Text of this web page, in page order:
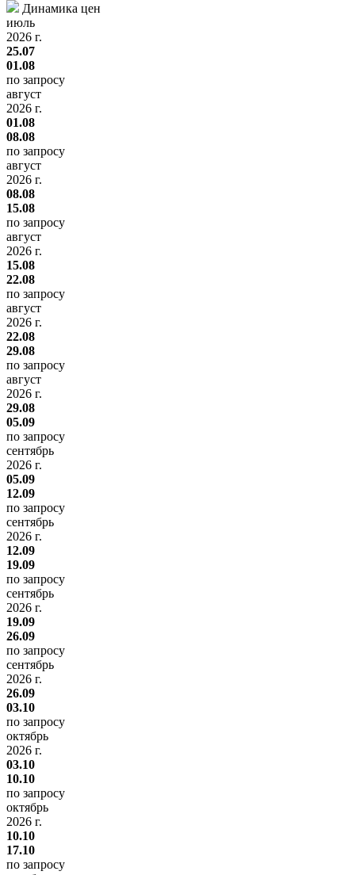
Динамика цен
июль
2026 г.
25.07
01.08
по запросу
август
2026 г.
01.08
08.08
по запросу
август
2026 г.
08.08
15.08
по запросу
август
2026 г.
15.08
22.08
по запросу
август
2026 г.
22.08
29.08
по запросу
август
2026 г.
29.08
05.09
по запросу
сентябрь
2026 г.
05.09
12.09
по запросу
сентябрь
2026 г.
12.09
19.09
по запросу
сентябрь
2026 г.
19.09
26.09
по запросу
сентябрь
2026 г.
26.09
03.10
по запросу
октябрь
2026 г.
03.10
10.10
по запросу
октябрь
2026 г.
10.10
17.10
по запросу